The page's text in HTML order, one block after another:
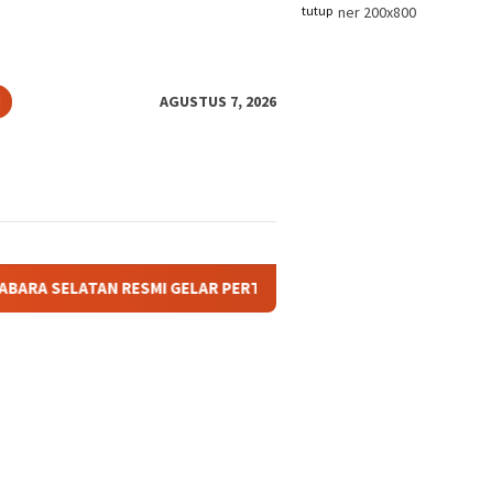
tutup
AGUSTUS 7, 2026
GELAR PERTANDINGAN OLAHRAGA ANTAR BAGIAN DAN